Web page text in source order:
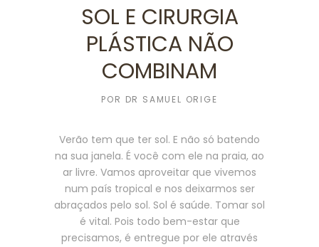
SOL E CIRURGIA
PLÁSTICA NÃO
COMBINAM
POR DR SAMUEL ORIGE
Verão tem que ter sol. E não só batendo
na sua janela. É você com ele na praia, ao
ar livre. Vamos aproveitar que vivemos
num país tropical e nos deixarmos ser
abraçados pelo sol. Sol é saúde. Tomar sol
é vital. Pois todo bem-estar que
precisamos, é entregue por ele através